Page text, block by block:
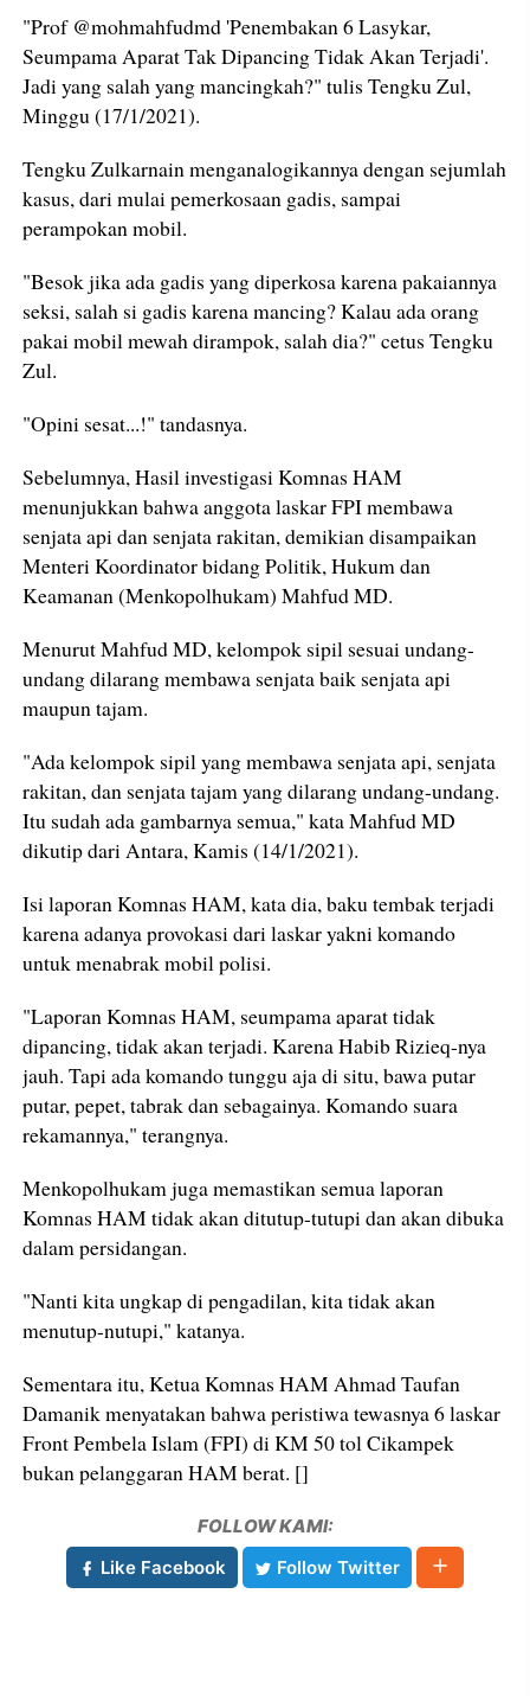
"Prof @mohmahfudmd 'Penembakan 6 Lasykar,
Seumpama Aparat Tak Dipancing Tidak Akan Terjadi'.
Jadi yang salah yang mancingkah?" tulis Tengku Zul,
Minggu (17/1/2021).
Tengku Zulkarnain menganalogikannya dengan sejumlah
kasus, dari mulai pemerkosaan gadis, sampai
perampokan mobil.
"Besok jika ada gadis yang diperkosa karena pakaiannya
seksi, salah si gadis karena mancing? Kalau ada orang
pakai mobil mewah dirampok, salah dia?" cetus Tengku
Zul.
"Opini sesat...!" tandasnya.
Sebelumnya, Hasil investigasi Komnas HAM
menunjukkan bahwa anggota laskar FPI membawa
senjata api dan senjata rakitan, demikian disampaikan
Menteri Koordinator bidang Politik, Hukum dan
Keamanan (Menkopolhukam) Mahfud MD.
Menurut Mahfud MD, kelompok sipil sesuai undang-
undang dilarang membawa senjata baik senjata api
maupun tajam.
"Ada kelompok sipil yang membawa senjata api, senjata
rakitan, dan senjata tajam yang dilarang undang-undang.
Itu sudah ada gambarnya semua," kata Mahfud MD
dikutip dari Antara, Kamis (14/1/2021).
Isi laporan Komnas HAM, kata dia, baku tembak terjadi
karena adanya provokasi dari laskar yakni komando
untuk menabrak mobil polisi.
"Laporan Komnas HAM, seumpama aparat tidak
dipancing, tidak akan terjadi. Karena Habib Rizieq-nya
jauh. Tapi ada komando tunggu aja di situ, bawa putar
putar, pepet, tabrak dan sebagainya. Komando suara
rekamannya," terangnya.
Menkopolhukam juga memastikan semua laporan
Komnas HAM tidak akan ditutup-tutupi dan akan dibuka
dalam persidangan.
"Nanti kita ungkap di pengadilan, kita tidak akan
menutup-nutupi," katanya.
Sementara itu, Ketua Komnas HAM Ahmad Taufan
Damanik menyatakan bahwa peristiwa tewasnya 6 laskar
Front Pembela Islam (FPI) di KM 50 tol Cikampek
bukan pelanggaran HAM berat. []
FOLLOW KAMI:
Like Facebook
Follow Twitter